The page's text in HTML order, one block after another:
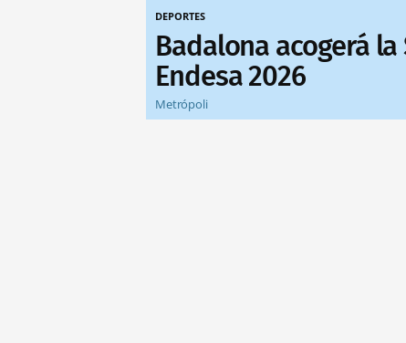
DEPORTES
Badalona acogerá la
Endesa 2026
Metrópoli